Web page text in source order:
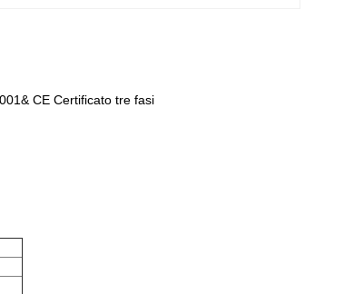
CE Certificato tre fasi